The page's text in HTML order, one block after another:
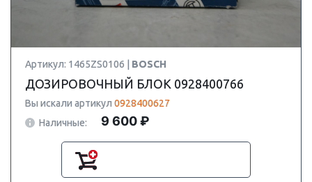
Артикул: 1465ZS0106 | BOSCH
ДОЗИРОВОЧНЫЙ БЛОК 0928400766
Вы искали артикул 0928400627
Наличные:
9 600 ₽